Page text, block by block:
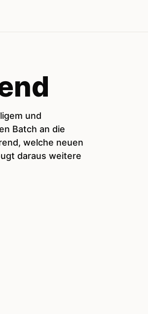
und
Batch an die
welche neuen
daraus weitere